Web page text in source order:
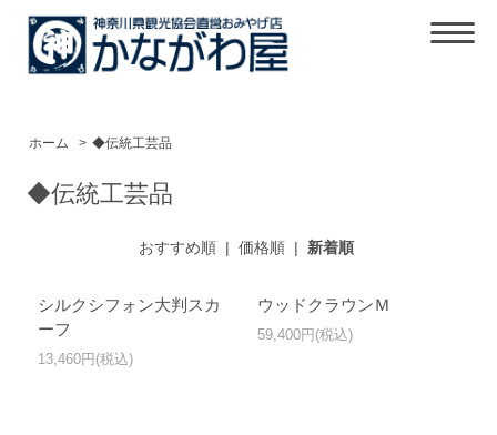
ホーム > ◆伝統工芸品
◆伝統工芸品
おすすめ順| 価格順| 新着順
シルクシフォン大判スカ
ーフ
13,460円(税込)
ウッドクラウンＭ
59,400円(税込)